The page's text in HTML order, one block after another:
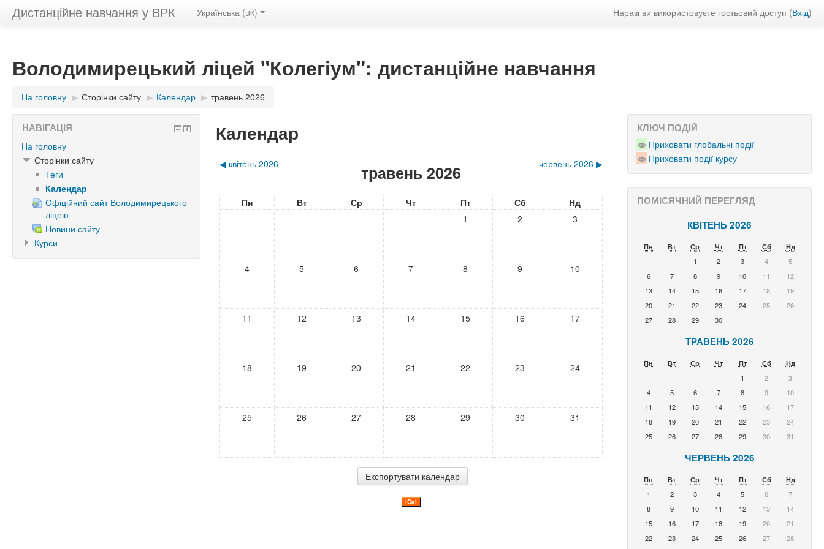
Дистанційне навчання у ВРК Наразі ви використовуєте гостьовий доступ (Вхід)
Українська ‎(uk)‎
Володимирецький ліцей "Колегіум": дистанційне навчання
На головну ▶︎ Сторінки сайту ▶︎ Календар ▶︎ травень 2026
Календар
◀︎ квітень 2026 травень 2026 червень 2026 ▶︎
Пн Вт Ср Чт Пт Сб
Нд
1
2 3
4 5 6 7 8 9 10
11 12 13 14 15 16 17
18 19 20 21 22 23 24
25 26 27 28 29 30 31
iCal
НАВІГАЦІЯ
На головну
Сторінки сайту
Теги
Календар
Офіційний сайт Володимирецького
ліцею
Новини сайту
Курси
КЛЮЧ ПОДІЙ
Приховати глобальні події
Приховати події курсу
ПОМІСЯЧНИЙ ПЕРЕГЛЯД
КВІТЕНЬ 2026
Пн Вт Ср Чт Пт Сб
Нд
1
2 3 4
5
6
7 8 9 10 11
12
13
14 15 16 17 18
19
20
21 22 23 24 25
26
27
28 29 30
ТРАВЕНЬ 2026
Пн Вт Ср Чт Пт Сб
Нд
1
2
3
4
5 6 7 8 9
10
11
12 13 14 15 16
17
18
19 20 21 22 23
24
25
26 27 28 29 30 31
ЧЕРВЕНЬ 2026
Пн Вт Ср Чт Пт Сб
Нд
1
2 3 4 5 6
7
8
9 10 11 12 13
14
15
16 17 18 19 20
21
22
23 24 25 26 27
28